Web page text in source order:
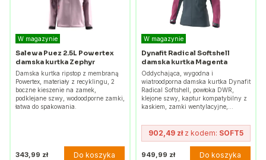
W magazynie
Salewa Puez 2.5L Powertex
damska kurtka Zephyr
Damska kurtka ripstop z membraną
Powertex, materiały z recyklingu, 2
boczne kieszenie na zamek,
podklejane szwy, wodoodporne zamki,
łatwa do spakowania.
343,99 zł Do koszyka
W magazynie
Dynafit Radical Softshell
damska kurtka Magenta
Oddychająca, wygodna i
wiatroodporna damska kurtka Dynafit
Radical Softshell, powłoka DWR,
klejone szwy, kaptur kompatybilny z
kaskiem, zamki wentylacyjne,…
902,49 złz kodem: SOFT5
949,99 zł Do koszyka